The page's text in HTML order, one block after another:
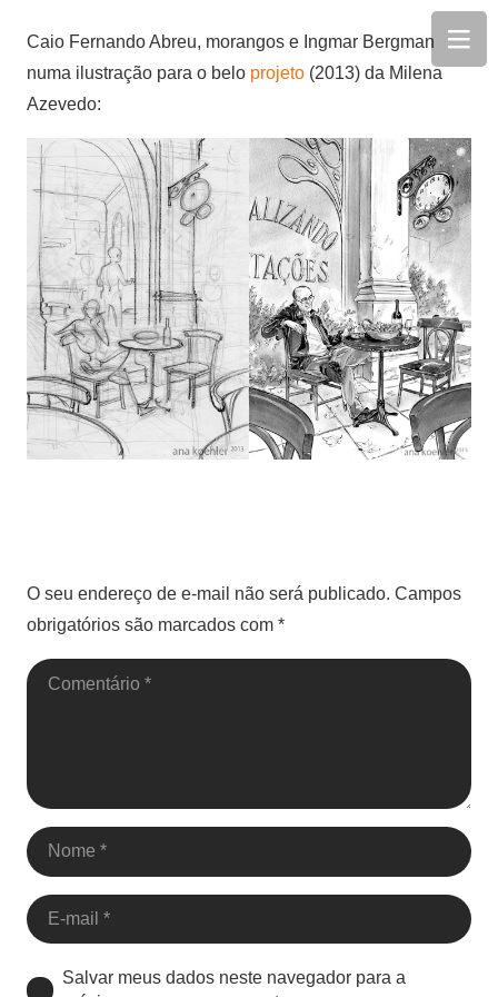
Caio Fernando Abreu, morangos e Ingmar Bergman
numa ilustração para o belo projeto (2013) da Milena
Azevedo:
O seu endereço de e-mail não será publicado. Campos
obrigatórios são marcados com *
Salvar meus dados neste navegador para a